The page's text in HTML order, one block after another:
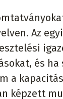
Az
és ha
a
képzett